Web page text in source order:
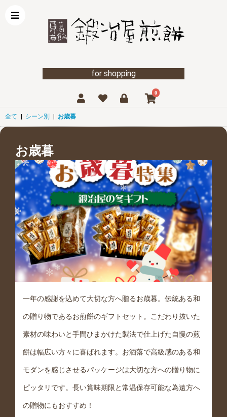
0
for shopping
全て シーン別 お歳暮
お歳暮
一年の感謝を込めて大切な方へ贈るお歳暮。伝統ある和
の贈り物であるお煎餅のギフトセット。こだわり抜いた
素材の味わいと手間ひまかけた製法で仕上げた自慢の煎
餅は幅広い方々に喜ばれます。お洒落で高級感のある和
モダンを感じさせるパッケージは大切な方への贈り物に
ピッタリです。長い賞味期限と常温保存可能な為遠方へ
の贈物にもおすすめ！